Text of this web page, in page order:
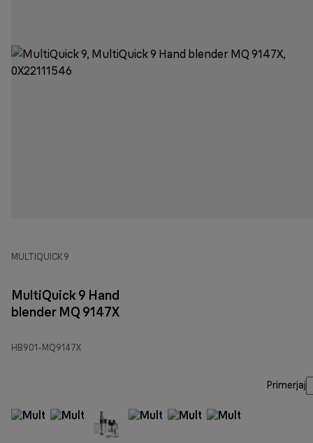
MULTIQUICK 9
MultiQuick 9 Hand
blender MQ 9147X
HB901-MQ9147X
Primerjaj